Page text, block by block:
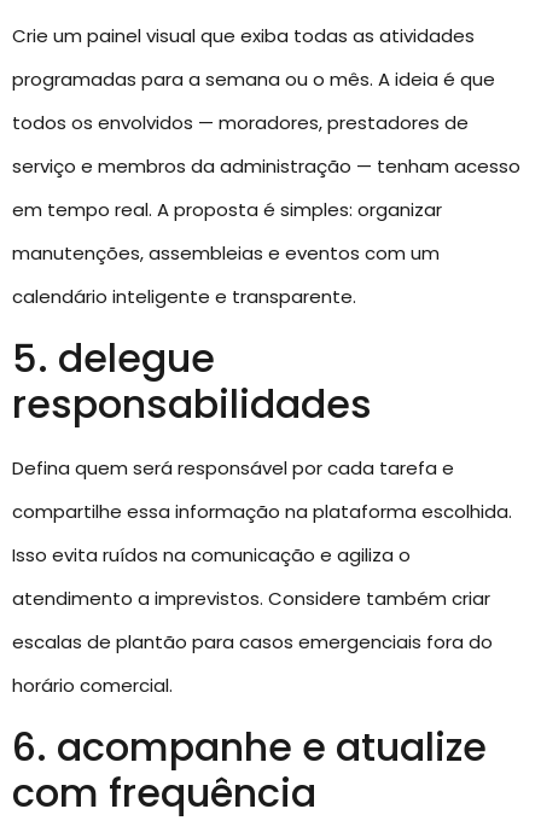
Crie um painel visual que exiba todas as atividades
programadas para a semana ou o mês. A ideia é que
todos os envolvidos — moradores, prestadores de
serviço e membros da administração — tenham acesso
em tempo real. A proposta é simples: organizar
manutenções, assembleias e eventos com um
calendário inteligente e transparente.
5. delegue
responsabilidades
Defina quem será responsável por cada tarefa e
compartilhe essa informação na plataforma escolhida.
Isso evita ruídos na comunicação e agiliza o
atendimento a imprevistos. Considere também criar
escalas de plantão para casos emergenciais fora do
horário comercial.
6. acompanhe e atualize
com frequência